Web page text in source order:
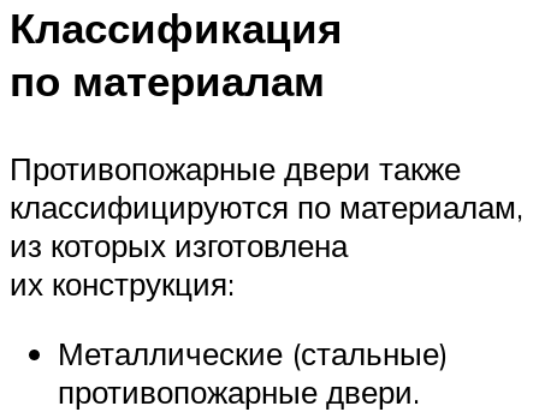
Классификация
по материалам
Противопожарные двери также
классифицируются по материалам,
из которых изготовлена
их конструкция:
Металлические (стальные)
противопожарные двери.